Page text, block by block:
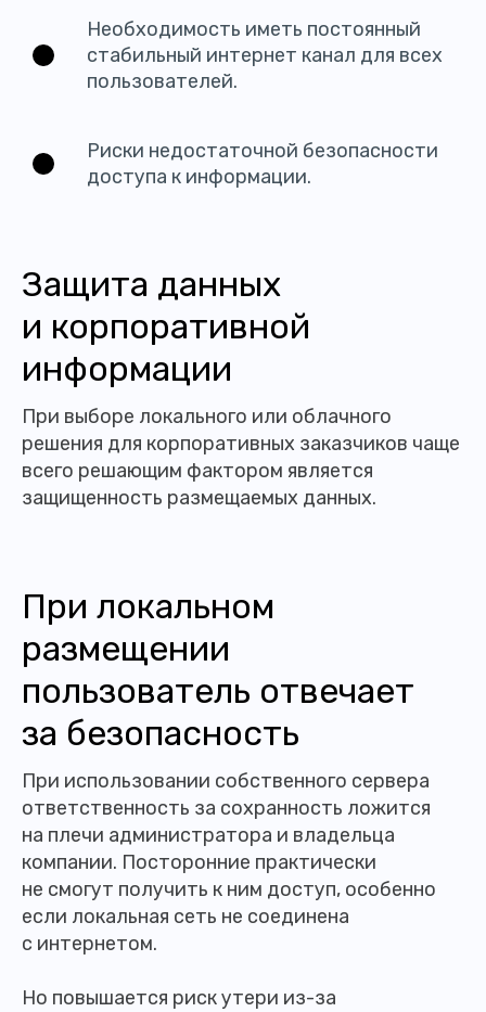
Необходимость иметь постоянный
стабильный интернет канал для всех
пользователей.
Риски недостаточной безопасности
доступа к информации.
Защита данных
и корпоративной
информации
При выборе локального или облачного
решения для корпоративных заказчиков чаще
всего решающим фактором является
защищенность размещаемых данных.
При локальном
размещении
пользователь отвечает
за безопасность
При использовании собственного сервера
ответственность за сохранность ложится
на плечи администратора и владельца
компании. Посторонние практически
не смогут получить к ним доступ, особенно
если локальная сеть не соединена
с интернетом.
Но повышается риск утери из-за